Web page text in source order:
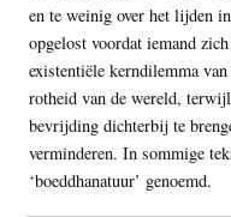
en te weinig over het lijden
opgelost voordat iemand
existentiële kerndilemma
rotheid van de wereld,
bevrijding dichterbij te
verminderen. In sommige
‘boeddhanatuur’ genoemd.